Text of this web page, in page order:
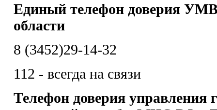
Единый телефон доверия
области
8 (3452)29-14-32
112 - всегда на связи
Телефон доверия управления